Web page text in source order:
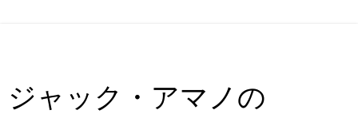
ジャック・アマノの